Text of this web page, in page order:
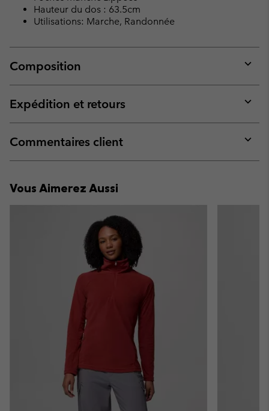
Hauteur du dos : 63.5cm
Utilisations: Marche, Randonnée
Composition
or
Expédition et retours
or
Commentaires client
or
Vous Aimerez Aussi